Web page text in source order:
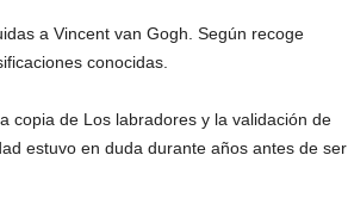
a Vincent van Gogh. Según recoge
conocidas.
copia de Los labradores y la validación de
estuvo en duda durante años antes de ser